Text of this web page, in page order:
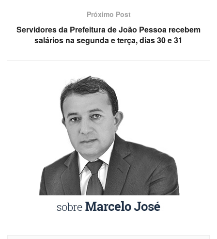
Próximo Post
Servidores da Prefeitura de João Pessoa recebem
salários na segunda e terça, dias 30 e 31